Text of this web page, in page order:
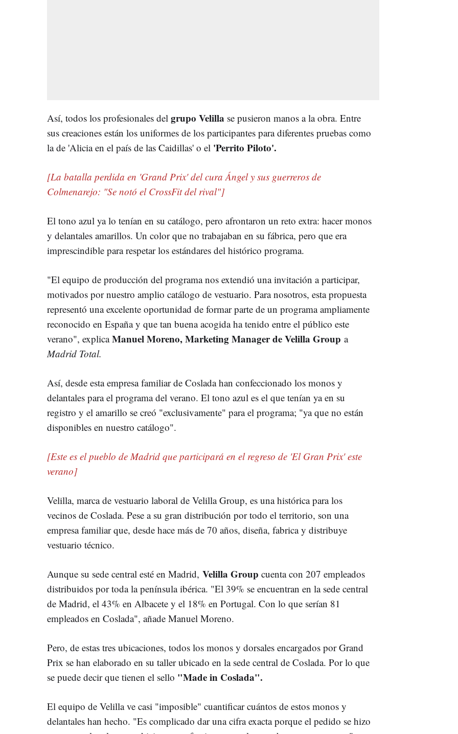
Así, todos los profesionales del grupo Velilla se pusieron manos a la obra. Entre
sus creaciones están los uniformes de los participantes para diferentes pruebas como
la de 'Alicia en el país de las Caidillas' o el 'Perrito Piloto'.
[La batalla perdida en 'Grand Prix' del cura Ángel y sus guerreros de
Colmenarejo: "Se notó el CrossFit del rival"]
El tono azul ya lo tenían en su catálogo, pero afrontaron un reto extra: hacer monos
y delantales amarillos. Un color que no trabajaban en su fábrica, pero que era
imprescindible para respetar los estándares del histórico programa.
"El equipo de producción del programa nos extendió una invitación a participar,
motivados por nuestro amplio catálogo de vestuario. Para nosotros, esta propuesta
representó una excelente oportunidad de formar parte de un programa ampliamente
reconocido en España y que tan buena acogida ha tenido entre el público este
verano", explicaManuel Moreno, Marketing Manager de Velilla Group a
Madrid Total.
Así, desde esta empresa familiar de Coslada han confeccionado los monos y
delantales para el programa del verano. El tono azul es el que tenían ya en su
registro y el amarillo se creó "exclusivamente" para el programa; "ya que no están
disponibles en nuestro catálogo".
[Este es el pueblo de Madrid que participará en el regreso de 'El Gran Prix' este
verano]
Velilla, marca de vestuario laboral de Velilla Group, es una histórica para los
vecinos de Coslada. Pese a su gran distribución por todo el territorio, son una
empresa familiar que, desde hace más de 70 años, diseña, fabrica y distribuye
vestuario técnico.
Aunque su sede central esté en Madrid, Velilla Group cuenta con 207 empleados
distribuidos por toda la península ibérica. "El 39% se encuentran en la sede central
de Madrid, el 43% en Albacete y el 18% en Portugal. Con lo que serían 81
empleados en Coslada", añade Manuel Moreno.
Pero, de estas tres ubicaciones, todos los monos y dorsales encargados por Grand
Prix se han elaborado en su taller ubicado en la sede central de Coslada. Por lo que
se puede decir que tienen el sello "Made in Coslada".
El equipo de Velilla ve casi "imposible" cuantificar cuántos de estos monos y
delantales han hecho. "Es complicado dar una cifra exacta porque el pedido se hizo